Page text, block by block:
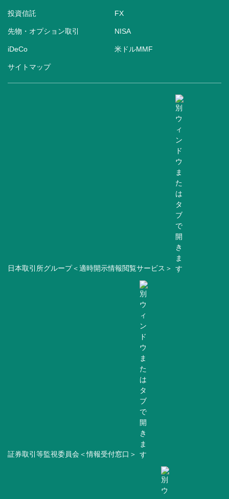
投資信託 FX
先物・オプション取引 NISA
iDeCo 米ドルMMF
サイトマップ
日本取引所グループ＜適時開示情報閲覧サービス＞
証券取引等監視委員会＜情報受付窓口＞